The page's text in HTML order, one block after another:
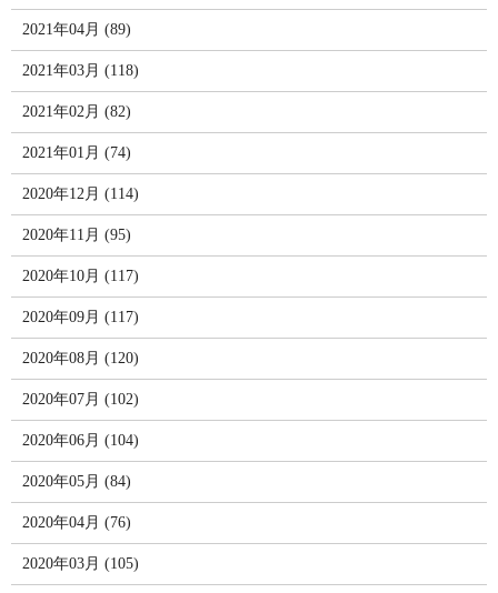
2021年04月 (89)
2021年03月 (118)
2021年02月 (82)
2021年01月 (74)
2020年12月 (114)
2020年11月 (95)
2020年10月 (117)
2020年09月 (117)
2020年08月 (120)
2020年07月 (102)
2020年06月 (104)
2020年05月 (84)
2020年04月 (76)
2020年03月 (105)